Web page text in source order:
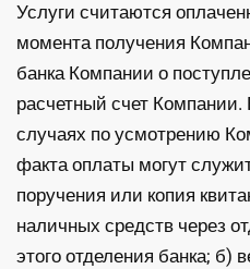
Услуги считаются
момента получения
банка Компании о
расчетный счет
случаях по усмотрению
факта оплаты могут
поручения или копия
наличных средств через
этого отделения банка;